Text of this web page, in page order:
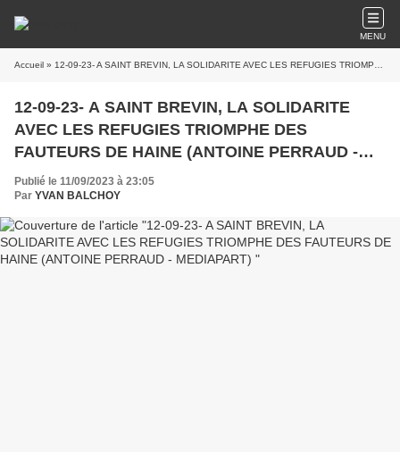
MENU
Accueil » 12-09-23- A SAINT BREVIN, LA SOLIDARITE AVEC LES REFUGIES TRIOMPHE DES FAUTEURS DE HAINE (ANTOINE PERRAUD - MEDIAPART)
12-09-23- A SAINT BREVIN, LA SOLIDARITE
AVEC LES REFUGIES TRIOMPHE DES
FAUTEURS DE HAINE (ANTOINE PERRAUD -
MEDIAPART)
Publié le 11/09/2023 à 23:05
Par YVAN BALCHOY